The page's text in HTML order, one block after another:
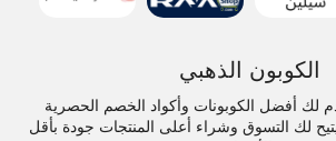
الكوبون الذهبي
لك أفضل الكوبونات وأكواد الخصم الحصرية
لك التسوق وشراء أعلى المنتجات جودة بأقل